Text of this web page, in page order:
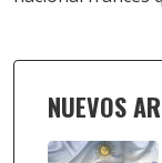
NUEVOS